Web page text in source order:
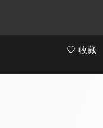
收藏